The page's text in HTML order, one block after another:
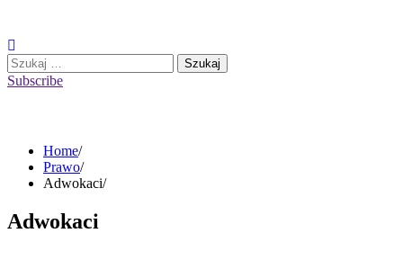
content
Szukaj:
Subscribe
Home
Prawo
Adwokaci
Adwokaci